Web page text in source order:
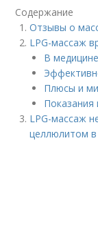
Содержание
Отзывы о
LPG-массаж
В
Плюсы и
Показания
LPG-массаж
целлюлитом